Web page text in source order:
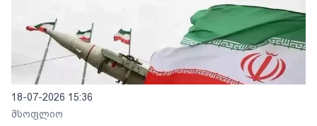
18-07-2026 15:36
მსოფლიო